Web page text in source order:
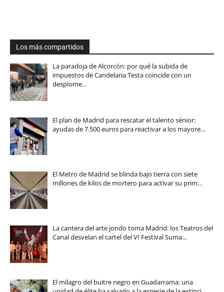
Los más compartidos
La paradoja de Alcorcón: por qué la subida de
impuestos de Candelaria Testa coincide con un
desplome…
El plan de Madrid para rescatar el talento sénior:
ayudas de 7.500 euros para reactivar a los mayore…
El Metro de Madrid se blinda bajo tierra con siete
millones de kilos de mortero para activar su prim…
La cantera del arte jondo toma Madrid: los Teatros del
Canal desvelan el cartel del VI Festival Suma…
El milagro del buitre negro en Guadarrama: una